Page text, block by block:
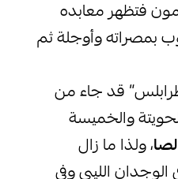
فتظهر معابده
بمصراته وأوجلة ثم
قد جاء من
والخميسة
، ولذا ما زال
الوجدان الليبي وفي